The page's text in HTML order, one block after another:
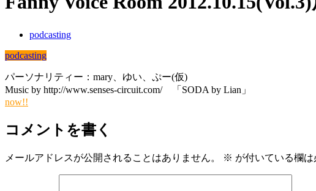
podcasting
podcasting
パーソナリティー：mary、ゆい、ぷー(仮)
Music by http://www.senses-circuit.com/ 「SODA by Lian」
now!!
コメントを書く
メールアドレスが公開されることはありません。 ※ が付いている欄